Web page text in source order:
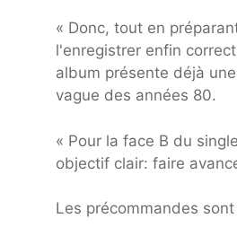
« Donc, tout en
l'enregistrer enfin
album présente déjà
vague des années 80.
« Pour la face B du
objectif clair: faire
Les précommandes